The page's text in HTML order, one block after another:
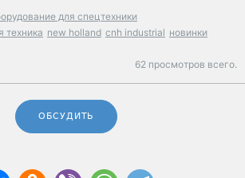
для спецтехники
техника new holland cnh industrial новинки
62 просмотров всего.
ОБСУДИТЬ